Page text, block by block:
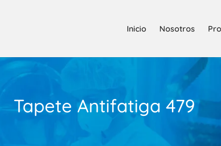
Inicio Nosotros
Tapete Antifatiga 479